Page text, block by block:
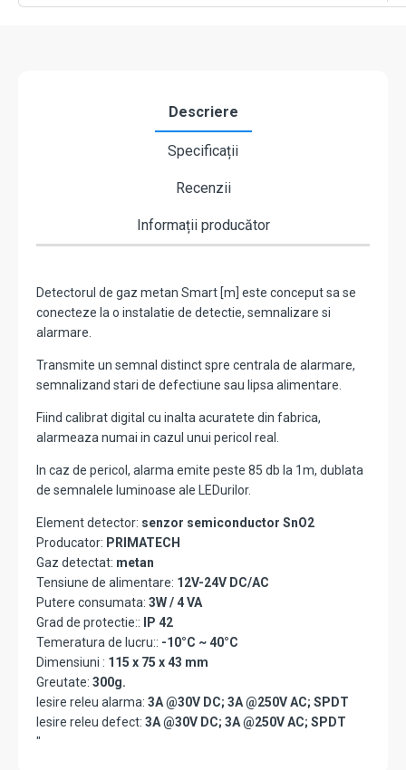
Descriere
Specificații
Recenzii
Informații producător
Detectorul de gaz metan Smart [m] este conceput sa se
conecteze la o instalatie de detectie, semnalizare si
alarmare.
Transmite un semnal distinct spre centrala de alarmare,
semnalizand stari de defectiune sau lipsa alimentare.
Fiind calibrat digital cu inalta acuratete din fabrica,
alarmeaza numai in cazul unui pericol real.
In caz de pericol, alarma emite peste 85 db la 1m, dublata
de semnalele luminoase ale LEDurilor.
Element detector: senzor semiconductor SnO2
Producator: PRIMATECH
Gaz detectat: metan
Tensiune de alimentare: 12V-24V DC/AC
Putere consumata: 3W / 4 VA
Grad de protectie::
IP 42
Temeratura de lucru:: -10°C ~ 40°C
Dimensiuni : 115 x 75 x 43 mm
Greutate: 300g.
Iesire releu alarma: 3A @30V DC; 3A @250V AC; SPDT
Iesire releu defect: 3A @30V DC; 3A @250V AC; SPDT
"